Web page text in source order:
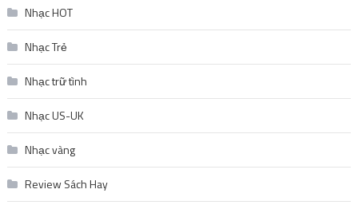
Nhạc HOT
Nhạc Trẻ
Nhạc trữ tình
Nhạc US-UK
Nhạc vàng
Review Sách Hay